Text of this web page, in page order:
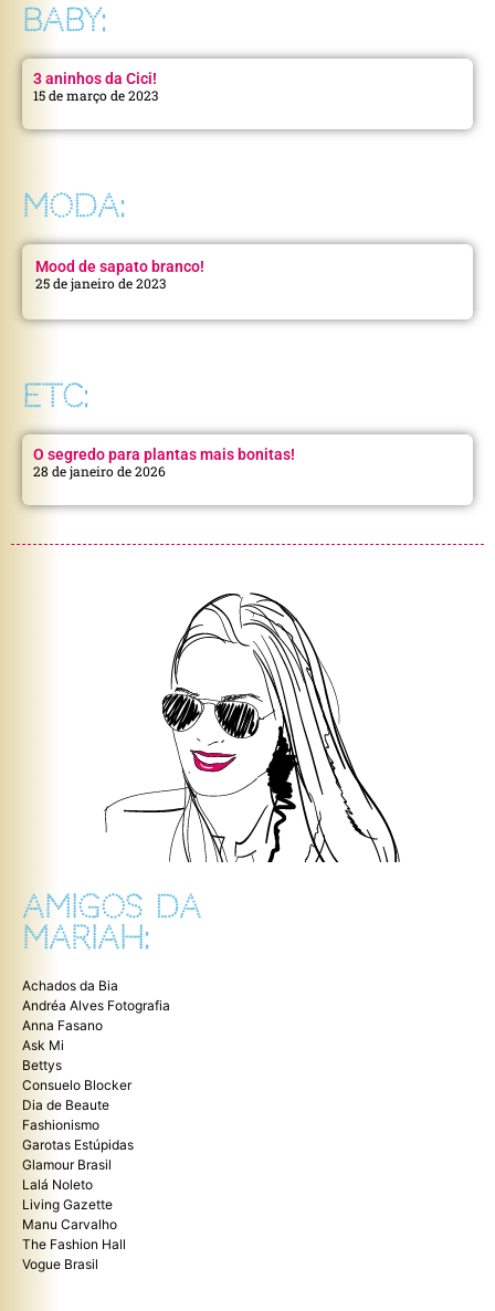
BABY:
3 aninhos da Cici!
15 de março de 2023
MODA:
Mood de sapato branco!
25 de janeiro de 2023
ETC:
O segredo para plantas mais bonitas!
28 de janeiro de 2026
AMIGOS DA
MARIAH:
Achados da Bia
Andréa Alves Fotografia
Anna Fasano
Ask Mi
Bettys
Consuelo Blocker
Dia de Beaute
Fashionismo
Garotas Estúpidas
Glamour Brasil
Lalá Noleto
Living Gazette
Manu Carvalho
The Fashion Hall
Vogue Brasil